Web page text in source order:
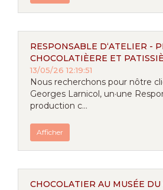
RESPONSABLE D‘ATELIER -
CHOCOLATIÈERE ET
13/05/26 12:19:51
Nous recherchons pour nôtre
Georges Larnicol, un·une
production c...
Afficher
CHOCOLATIER AU MUSÉE DU